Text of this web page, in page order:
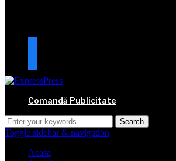
Comandă Publicitate
Toggle sidebar & navigation
Acasa